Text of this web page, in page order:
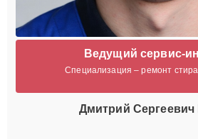
Ведущий сервис-
Специализация – ремонт
Дмитрий Сергеевич